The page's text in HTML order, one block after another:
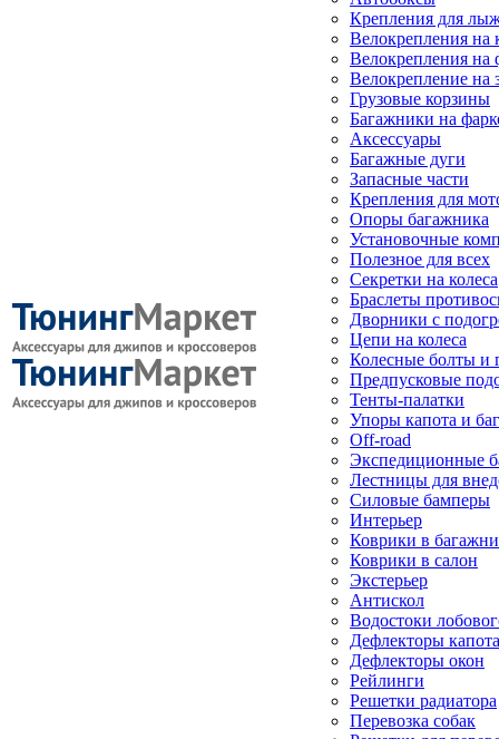
Крепления для
Велокрепления
Велокрепления на
Велокрепление на
Грузовые корзины
Багажники на
Аксессуары
Багажные дуги
Запасные части
Крепления для
Опоры багажника
Установочные
Полезное для всех
Секретки на колеса
Браслеты
Дворники с
Цепи на колеса
Колесные болты и
Предпусковые
Тенты-палатки
Упоры капота и
Off-road
Экспедиционные
Лестницы для
Силовые бамперы
Интерьер
Коврики в
Коврики в салон
Экстерьер
Антискол
Водостоки
Дефлекторы капота
Дефлекторы окон
Рейлинги
Решетки радиатора
Перевозка собак